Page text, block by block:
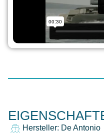
Hersteller: De Antonio